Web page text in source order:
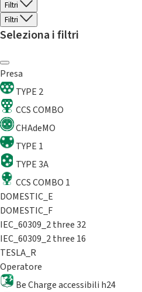
Filtri
Filtri
Seleziona i filtri
Presa
TYPE 2
CCS COMBO
CHAdeMO
TYPE 1
TYPE 3A
CCS COMBO 1
DOMESTIC_E
DOMESTIC_F
IEC_60309_2 three 32
IEC_60309_2 three 16
TESLA_R
Operatore
Be Charge accessibili h24